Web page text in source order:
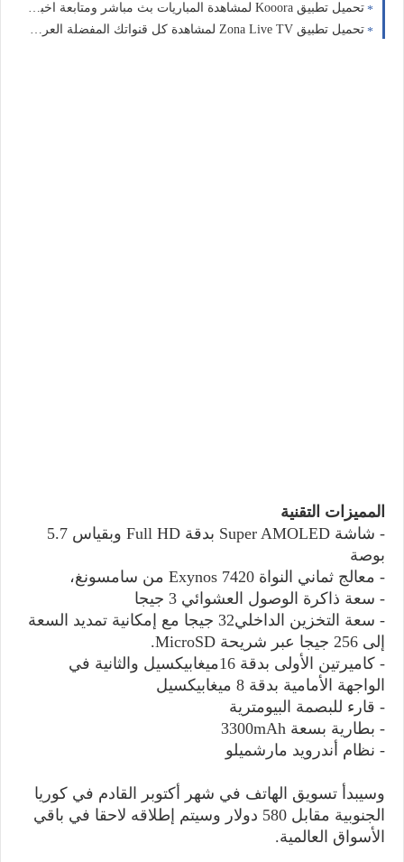
تحميل تطبيق Kooora لمشاهدة المباريات بث مباشر ومتابعة اخبار كرة القدم لحظة بلحظة
تحميل تطبيق Zona Live TV لمشاهدة كل قنواتك المفضلة العربيه والعالمية بث مباشر للاندرويد
المميزات التقنية
- شاشة Super AMOLED بدقة Full HD وبقياس 5.7
بوصة
- معالج ثماني النواة Exynos 7420 من سامسونغ،
- سعة ذاكرة الوصول العشوائي 3 جيجا
- سعة التخزين الداخلي32 جيجا مع إمكانية تمديد السعة
إلى 256 جيجا عبر شريحة MicroSD.
- كاميرتين الأولى بدقة 16ميغابيكسيل والثانية في
الواجهة الأمامية بدقة 8 ميغابيكسيل
- قارء للبصمة البيومترية
- بطارية بسعة 3300mAh
- نظام أندرويد مارشميلو
وسيبدأ تسويق الهاتف في شهر أكتوبر القادم في كوريا
الجنوبية مقابل 580 دولار وسيتم إطلاقه لاحقا في باقي
الأسواق العالمية.